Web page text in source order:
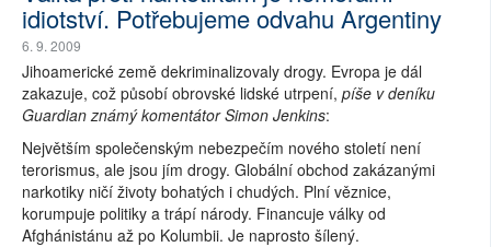
idiotství. Potřebujeme odvahu Argentiny
6. 9. 2009
Jihoamerické země dekriminalizovaly drogy. Evropa je dál
zakazuje, což působí obrovské lidské utrpení, píše v deníku
Guardian známý komentátor Simon Jenkins:
Největším společenským nebezpečím nového století není
terorismus, ale jsou jím drogy. Globální obchod zakázanými
narkotiky ničí životy bohatých i chudých. Plní věznice,
korumpuje politiky a trápí národy. Financuje války od
Afghánistánu až po Kolumbii. Je naprosto šílený.